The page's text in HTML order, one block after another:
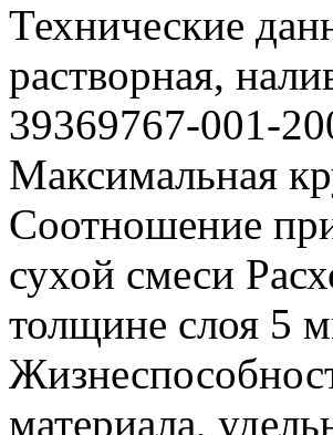
Технические
растворная,
39369767-001-
Максимальная
Соотношение
сухой смеси
толщине слоя 5
материала,